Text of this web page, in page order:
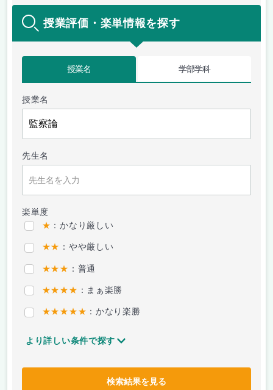
授業評価・楽単情報を探す
授業名 学部学科
授業名
先生名
楽単度
★ ：かなり厳しい
★★ ：やや厳しい
★★★ ：普通
★★★★ ：まぁ楽勝
★★★★★ ：かなり楽勝
より詳しい条件で探す
検索結果を見る